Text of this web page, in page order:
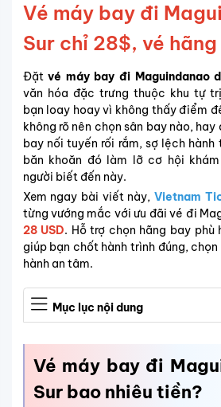
Vé máy bay đi
Sur chỉ 28$, vé hãng
Đặtvé máy bay đi Maguindanao
văn hóa đặc trưng thuộc khu tự
bạn loay hoay vì không thấy điểm
không rõ nên chọn sân bay nào,
bay nối tuyến rối rắm, sợ lệch
băn khoăn đó làm lỡ cơ hội
người biết đến này.
Xem ngay bài viết này, Vietnam
từng vướng mắc với ưu đãi vé đi
28 USD. Hỗ trợ chọn hãng bay
giúp bạn chốt hành trình đúng,
hành an tâm.
Mục lục nội dung
Vé máy bay đi
Surbao nhiêu tiền?